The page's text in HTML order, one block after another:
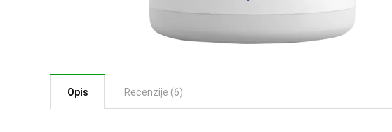
Opis Recenzije (6)